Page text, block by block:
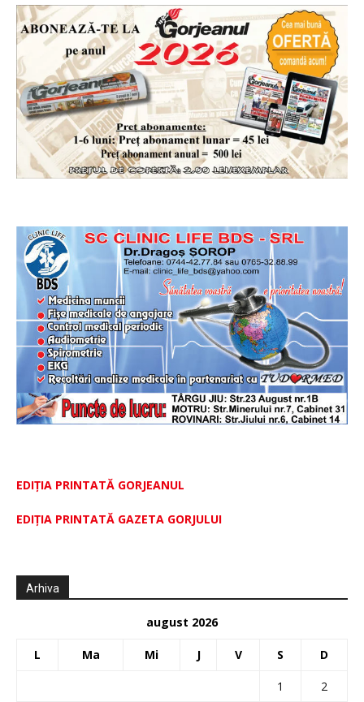
EDIȚIA PRINTATĂ GORJEANUL
EDIŢIA PRINTATĂ GAZETA GORJULUI
Arhiva
august 2026
L Ma Mi J V S D
1 2